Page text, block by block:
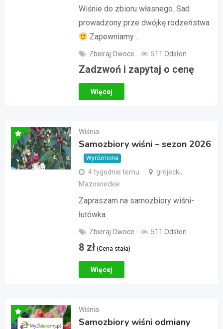
Wiśnie do zbioru własnego. Sad
prowadzony prze dwójkę rodzeństwa
Zapewniamy…
Zbieraj Owoce 511 Odsłon
Zadzwoń i zapytaj o cenę
Więcej
Wiśnia
Samozbiory wiśni – sezon 2026
Wyróżnione
4 tygodnie temu
grójecki,
Mazowieckie
Zapraszam na samozbiory wiśni-
łutówka.
Zbieraj Owoce 511 Odsłon
8 zł (Cena stała)
Więcej
Wiśnia
Samozbiory wiśni odmiany